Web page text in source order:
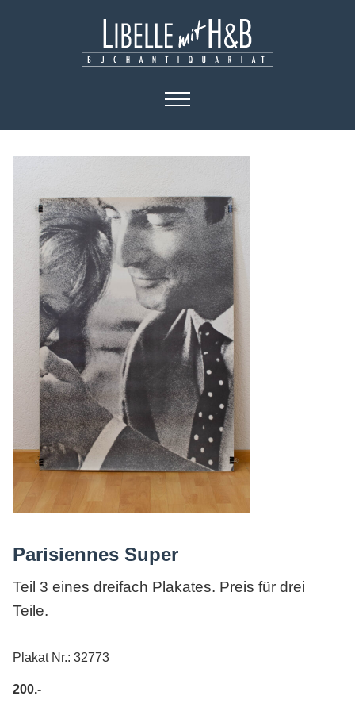
BÜCHER
KUNST
PLAKATE
KONTAKT
AGB
Parisiennes Super
Teil 3 eines dreifach Plakates. Preis für drei
Teile.
Plakat Nr.: 32773
200.-